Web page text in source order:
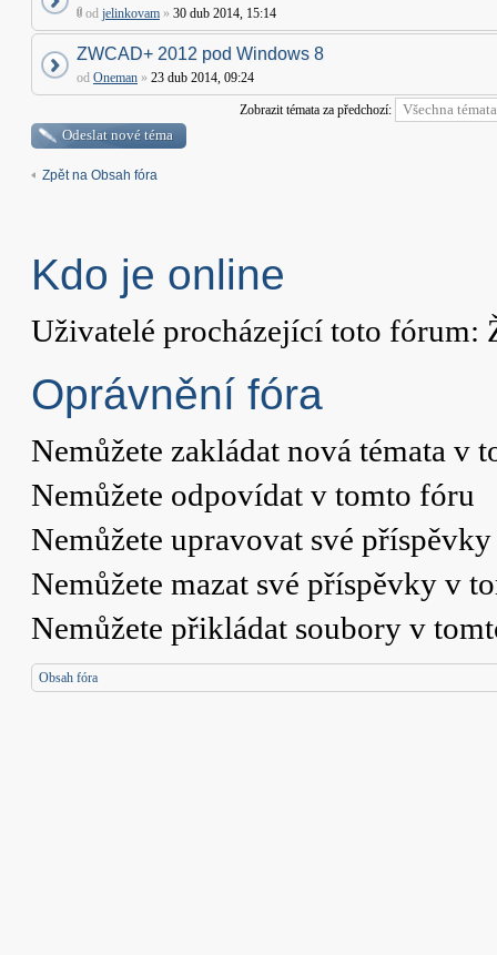
od jelinkovam » 30 dub 2014, 15:14
ZWCAD+ 2012 pod Windows 8
od Oneman » 23 dub 2014, 09:24
Zobrazit témata za předchozí:
Odeslat nové téma
Zpět na Obsah fóra
Kdo je online
Uživatelé procházející toto fórum:
Oprávnění fóra
Nemůžete zakládat nová témata v
Nemůžete odpovídat v tomto fóru
Nemůžete upravovat své
Nemůžete mazat své příspěvky v
Nemůžete přikládat soubory v
Obsah fóra